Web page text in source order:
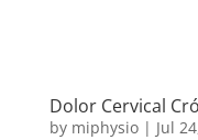
Dolor Cervical
by miphysio| Jul